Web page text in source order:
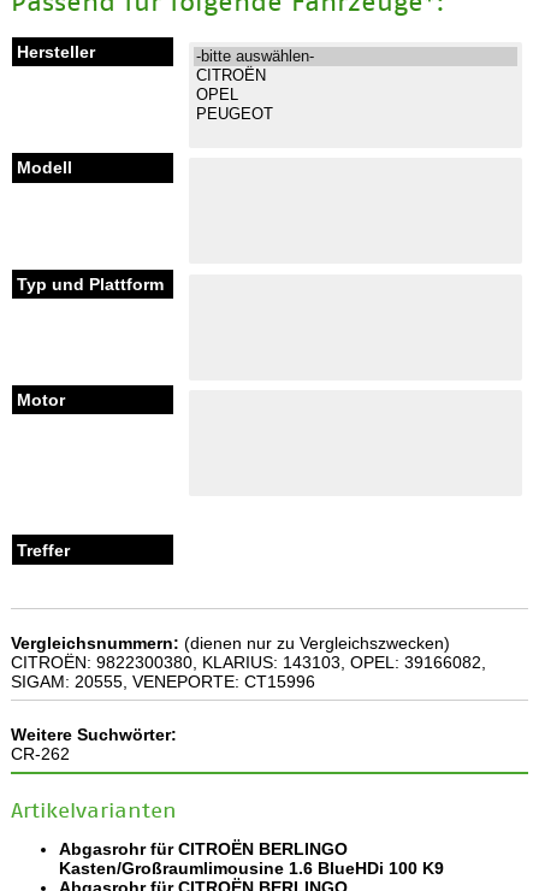
Vergleichsnummern: (dienen nur zu Vergleichszwecken)
CITROËN: 9822300380, KLARIUS: 143103, OPEL: 39166082,
SIGAM: 20555, VENEPORTE: CT15996
Weitere Suchwörter:
CR-262
Artikelvarianten
Abgasrohr für CITROËN BERLINGO
Kasten/Großraumlimousine 1.6 BlueHDi 100 K9